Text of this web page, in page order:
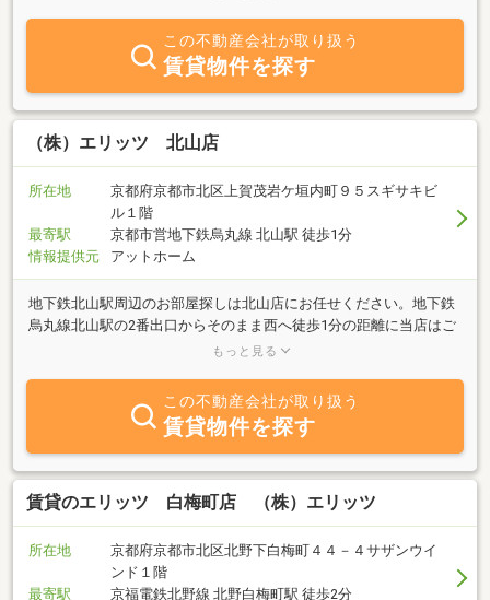
境でです。下鴨の葵小学校区は以前よりファミリーの方に人気が有
りましたが、最近は立命館小学校や同志社小学校など有名大学の附
属小学校へ通うためにお部屋探しされる方もご来店いただいており
ます、ファミリー向けのお部屋探しに自信があります。大谷大学、
京都府立大学、佛教大学、京都ノートルダム女子大学、京都工芸繊
維大学の学生さんも多くご来店いただきますが、北大路店の近くに
来店いただいておりますので、学生の一人暮らし向けのお部屋探し
も任せて下さい、女性スタッフもおります、安心・安全なお部屋探
しはエリッツ北大路店。
この不動産会社が取り扱う
賃貸物件を探す
（株）エリッツ 北山店
所在地
京都府京都市北区上賀茂岩ケ垣内町９５スギサキビ
ル１階
最寄駅
京都市営地下鉄烏丸線 北山駅 徒歩1分
情報提供元
アットホーム
地下鉄北山駅周辺のお部屋探しは北山店にお任せください。地下鉄
烏丸線北山駅の2番出口からそのまま西へ徒歩1分の距離に当店はご
ざいます。（進々堂さんの西隣です）お車でお越しの際は、近くの
頂いております。お部屋探しで、学生様・社会人様・ご家族様、法
人様などなど、すべてのお客様の「夢」を叶えます！北山エリア
は、緑や公園が多く環境が良いのでファミリーのお客様にも人気な
場所となっております。スタッフ一同、お客様のご来店・お問い合
わせをお待ちしております。安心・安全なお部屋探しはエリッツ北
山店まで。
もっと見る
この不動産会社が取り扱う
賃貸物件を探す
賃貸のエリッツ 白梅町店 （株）エリッツ
所在地
京都府京都市北区北野下白梅町４４－４サザンウイ
ンド１階
最寄駅
京福電鉄北野線 北野白梅町駅 徒歩2分